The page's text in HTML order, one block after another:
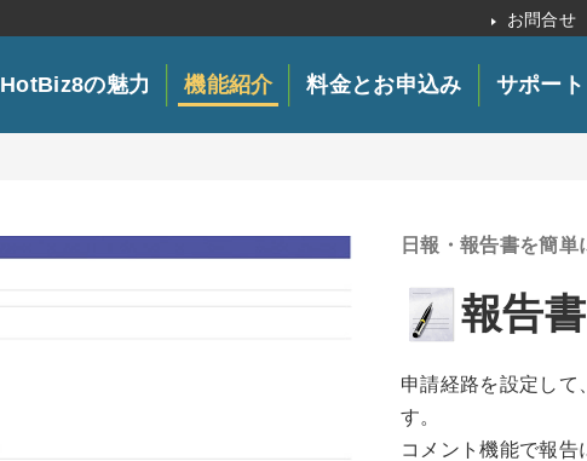
お問合せ
HotBiz8の魅力 機能紹介 料金とお申込み サポート
日報・報告書を簡単
報告書
申請経路を設定して
す。
コメント機能で報